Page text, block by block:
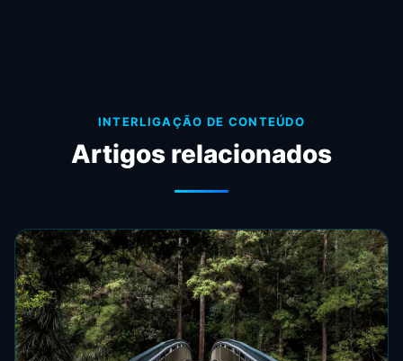
INTERLIGAÇÃO DE CONTEÚDO
Artigos relacionados